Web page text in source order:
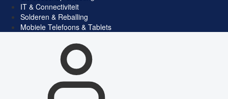
IT & Connectiviteit
Solderen & Reballing
Mobiele Telefoons & Tablets